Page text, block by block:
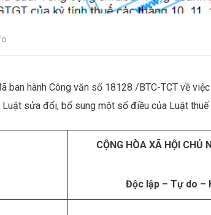
ban hành Công văn số 18128 /BTC-TCT về
sửa đổi, bổ sung một số điều của Luật
CỘNG HÒA XÃ HỘI CHỦ
Độc lập – Tự do –